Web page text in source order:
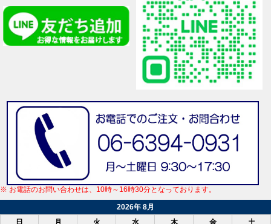
※ お電話のお問い合わせは、10時～16時30分となっております。
2026年 8月
日
月 火 水 木 金
土